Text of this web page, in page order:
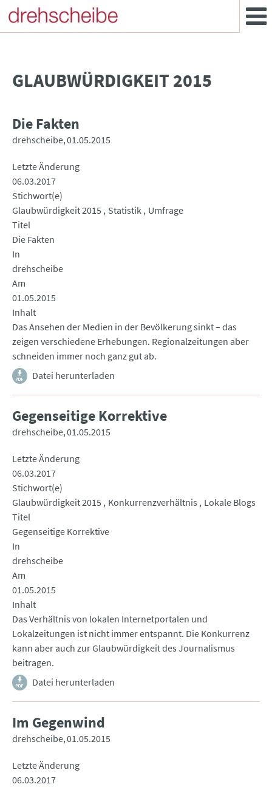
GLAUBWÜRDIGKEIT 2015
Die Fakten
drehscheibe 01.05.2015
Letzte Änderung
06.03.2017
Stichwort(e)
Glaubwürdigkeit 2015
Statistik Umfrage
Titel
Die Fakten
In
drehscheibe
Am
01.05.2015
Inhalt
Das Ansehen der Medien in der Bevölkerung sinkt – das
zeigen verschiedene Erhebungen. Regionalzeitungen aber
schneiden immer noch ganz gut ab.
Datei herunterladen
Gegenseitige Korrektive
drehscheibe 01.05.2015
Letzte Änderung
06.03.2017
Stichwort(e)
Glaubwürdigkeit 2015
Konkurrenzverhältnis
Lokale Blogs
Titel
Gegenseitige Korrektive
In
drehscheibe
Am
01.05.2015
Inhalt
Das Verhältnis von lokalen Internetportalen und
Lokalzeitungen ist nicht immer entspannt. Die Konkurrenz
kann aber auch zur Glaubwürdigkeit des Journalismus
beitragen.
Datei herunterladen
Im Gegenwind
drehscheibe 01.05.2015
Letzte Änderung
06.03.2017